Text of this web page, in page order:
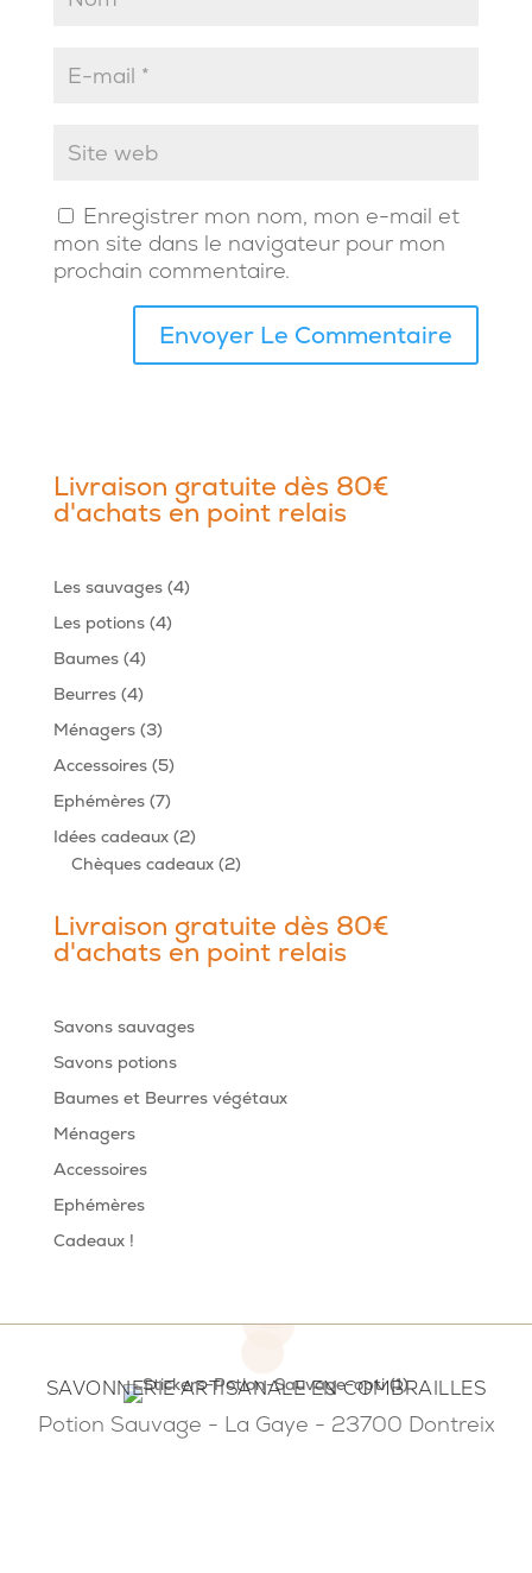
Enregistrer mon nom, mon e-mail et
mon site dans le navigateur pour mon
prochain commentaire.
Livraison gratuite dès 80€
d'achats en point relais
Les sauvages 44
Les potions 44
Baumes 44
produits
Beurres 44
produits
Ménagers 33
produits
Accessoires 55
produits
Ephémères 77
produits
Idées cadeaux 22
produits
Chèques cadeaux 22
Livraison gratuite dès 80€
d'achats en point relais
Savons sauvages
Savons potions
Baumes et Beurres végétaux
Ménagers
Accessoires
Ephémères
Cadeaux !
SAVONNERIE ARTISANALE EN COMBRAILLES
Potion Sauvage - La Gaye - 23700 Dontreix